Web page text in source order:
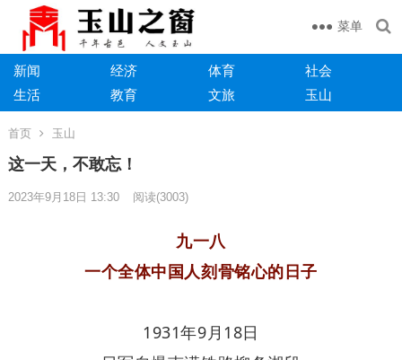
菜单
新闻 经济 体育
社会
生活
教育 文旅 玉山
首页 玉山
这一天，不敢忘！
2023年9月18日 13:30 阅读(3003)
九一八
一个全体中国人刻骨铭心的日子
1931年9月18日